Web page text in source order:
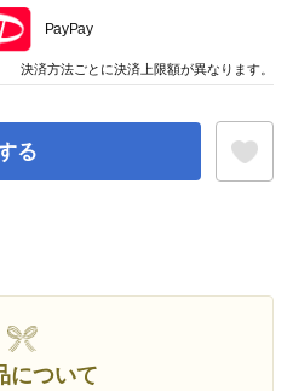
る
について
PayPay
決済方法ごとに決済上限額が異なります。